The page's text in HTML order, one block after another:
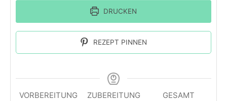
DRUCKEN
REZEPT PINNEN
VORBEREITUNG
ZUBEREITUNG
GESAMT